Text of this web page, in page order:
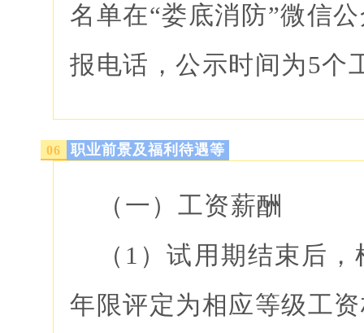
名单在“娄底消防”微信
报电话，公示时间为5个
06 职业前景及福利待遇等
（一）工资薪酬
（1）试用期结束后
年限评定为相应等级工